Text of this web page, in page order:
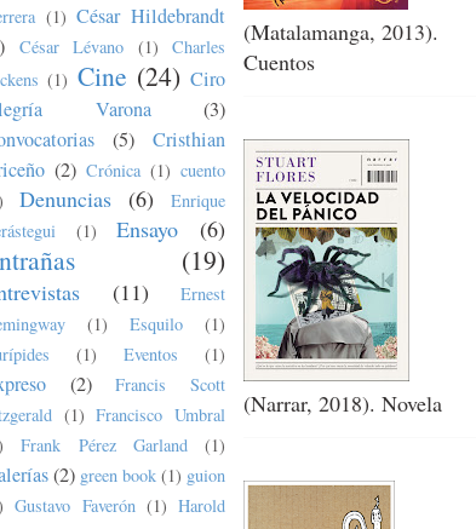
(1) César Hildebrandt
César Lévano (1)
Charles
(1) Cine (24) Ciro
Varona
(3)
(5)
Cristhian
(2) Crónica (1) cuento
Denuncias (6)
Enrique
(1) Ensayo (6)
(19)
(11)
Ernest
(1) Esquilo
(1)
(1) Eventos (1)
(2)
Francis Scott
(1) Francisco Umbral
Frank Pérez Garland (1)
(2) green book (1) guion
Gustavo Faverón (1) Harold
(Matalamanga, 2013).
Cuentos
(Narrar, 2018). Novela